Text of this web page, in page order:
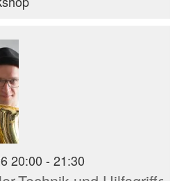
20:00 - 21:30